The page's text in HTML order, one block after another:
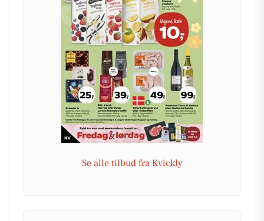
Se alle tilbud fra Kvickly